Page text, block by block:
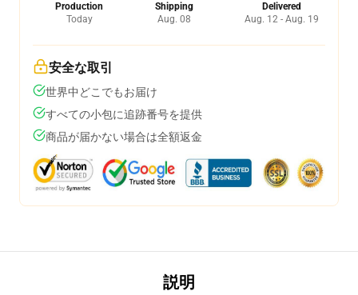
Production
Today
Shipping
Aug. 08
Delivered
Aug. 12 - Aug. 19
安全な取引
世界中どこでもお届け
すべての小包に追跡番号を提供
商品が届かない場合は全額返金
説明